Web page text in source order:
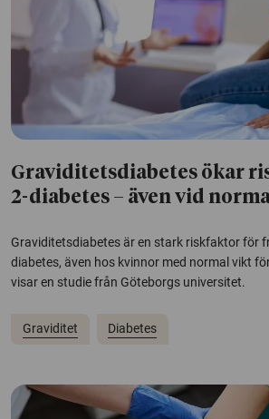
Graviditetsdiabetes ökar
2-diabetes – även vid
Graviditetsdiabetes är en stark riskfaktor för
diabetes, även hos kvinnor med normal vikt
visar en studie från Göteborgs universitet.
Graviditet Diabetes